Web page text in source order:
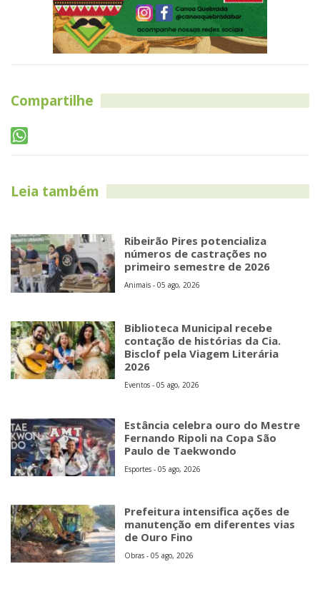
Compartilhe
Leia também
Ribeirão Pires potencializa
números de castrações no
primeiro semestre de 2026
Animais - 05 ago, 2026
Biblioteca Municipal recebe
contação de histórias da Cia.
Bisclof pela Viagem Literária
2026
Eventos - 05 ago, 2026
Estância celebra ouro do Mestre
Fernando Ripoli na Copa São
Paulo de Taekwondo
Esportes - 05 ago, 2026
Prefeitura intensifica ações de
manutenção em diferentes vias
de Ouro Fino
Obras - 05 ago, 2026